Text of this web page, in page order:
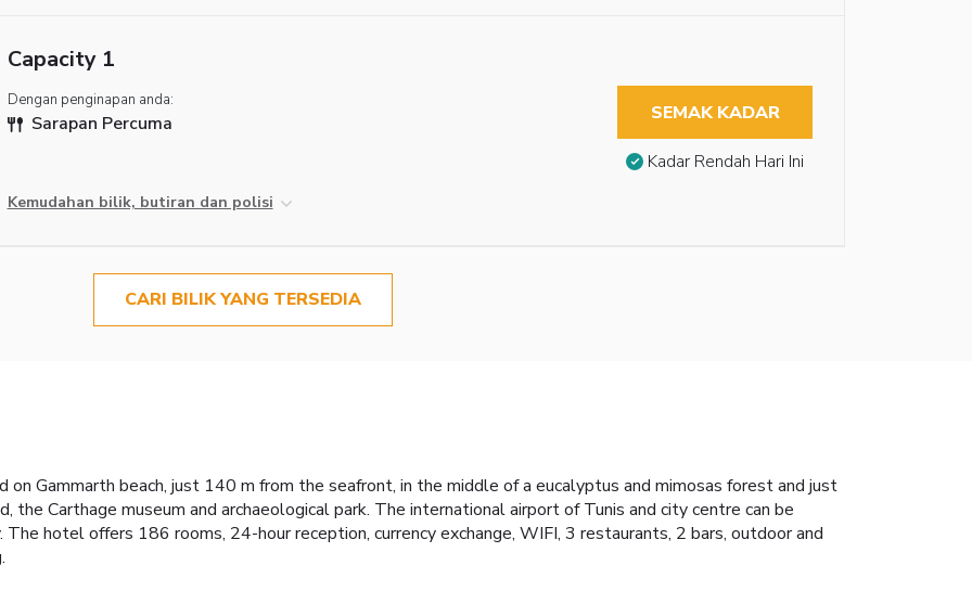
Capacity 1
Dengan penginapan anda:
Sarapan Percuma
Kemudahan bilik, butiran dan polisi
SEMAK KADAR
Kadar Rendah Hari Ini
CARI BILIK YANG TERSEDIA
Gammarth beach, just 140 m from the seafront, in the middle of a eucalyptus and mimosas forest and just
the Carthage museum and archaeological park. The international airport of Tunis and city centre can be
hotel offers 186 rooms, 24-hour reception, currency exchange, WIFI, 3 restaurants, 2 bars, outdoor and